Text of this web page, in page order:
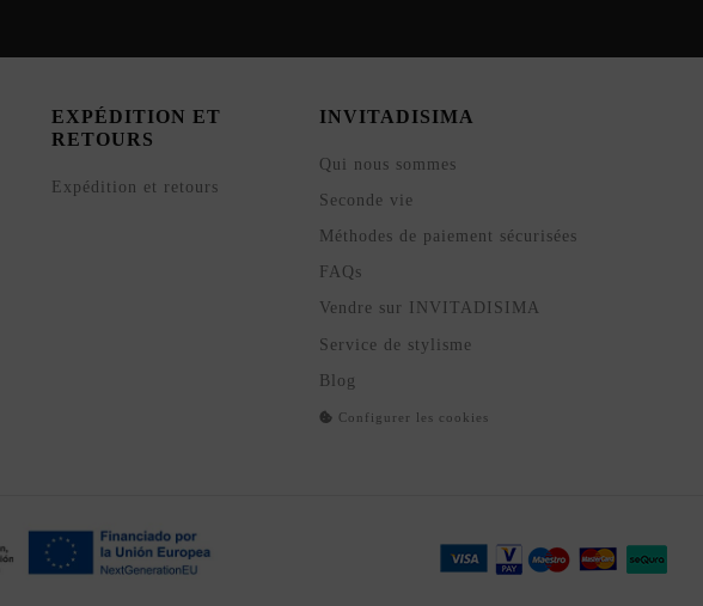
EXPÉDITION ET
RETOURS
Expédition et retours
INVITADISIMA
Qui nous sommes
Seconde vie
Méthodes de paiement sécurisées
FAQs
Vendre sur INVITADISIMA
Service de stylisme
Blog
Configurer les cookies